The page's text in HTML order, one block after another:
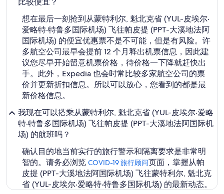
想在最后一刻抢到从蒙特利尔, 魁北克省 (YUL-皮埃尔·
爱略特·特鲁多国际机场) 飞往帕皮提 (PPT-大溪地法阿
国际机场) 的便宜优惠票不是不可能，但是有风险。许
多航空公司最早会提前 12 个月释出机票信息，因此建
议您尽早开始留意机票价格，待价格一下降就赶快出
手。此外，Expedia 也会时常比较多家航空公司的票
价并更新折扣信息。所以可以放心，您看到的都是最
新价格信息。
我现在可以搭乘从蒙特利尔, 魁北克省 (YUL-皮埃尔·爱略
特·特鲁多国际机场) 飞往帕皮提 (PPT-大溪地法阿国际机
场) 的航班吗？
确认目的地当前实行的旅行警示和隔离要求是非常明
智的。请务必浏览 COVID-19 旅行顾问页面，掌握从帕
皮提 (PPT-大溪地法阿国际机场) 飞往蒙特利尔, 魁北克
省 (YUL-皮埃尔·爱略特·特鲁多国际机场) 的最新动态。